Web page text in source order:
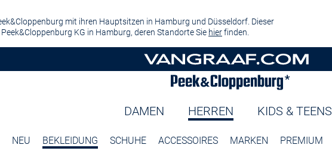
mit ihren Hauptsitzen in Hamburg und Düsseldorf. Dieser
KG in Hamburg, deren Standorte Sie hierfinden.
DAMEN HERREN KIDS & TEENS
NEU BEKLEIDUNG SCHUHE ACCESSOIRES MARKEN PREMIUM